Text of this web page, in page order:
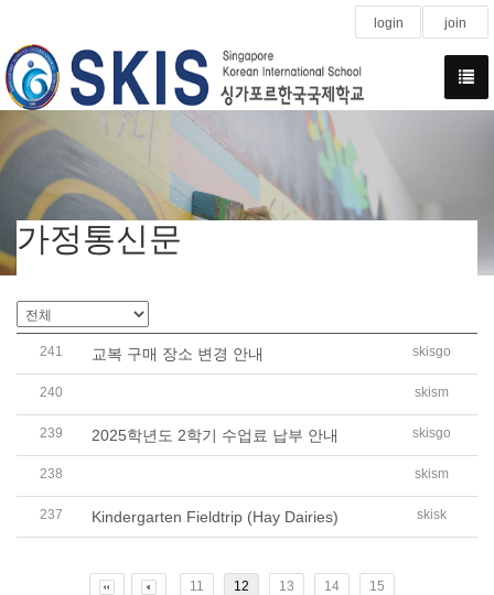
login join
가정통신문
241 교복 구매 장소 변경 안내 skisgo
240 [중고등] 2025학년도 기말고사 안내 가정통신문skism
239 2025학년도 2학기 수업료 납부 안내 skisgo
238 skism
237 Kindergarten Fieldtrip (Hay Dairies) skisk
11 12 13 14
15